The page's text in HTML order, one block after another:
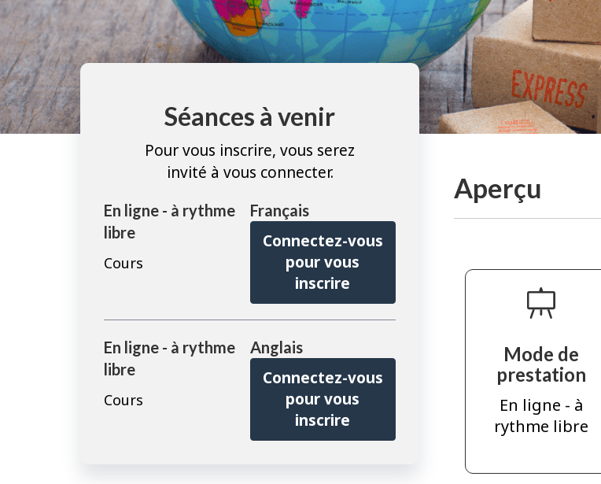
Séances à venir
Pour vous inscrire, vous serez
invité à vous connecter.
En ligne - à rythme
libre
Cours
Français
Connectez-vous
pour vous
inscrire
En ligne - à rythme
libre
Cours
Anglais
Connectez-vous
pour vous
inscrire
Aperçu
Mode de
prestation
En ligne - à
rythme libre